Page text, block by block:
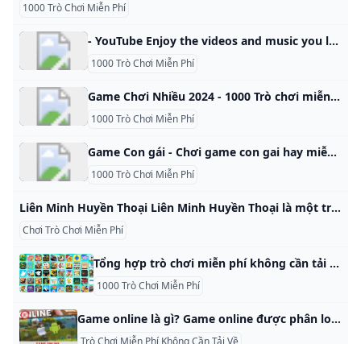
1000 Trò Chơi Miễn Phí
- YouTube Enjoy the videos and music you love, upload original content, and share it all with friends, family, and the world on YouTube.
1000 Trò Chơi Miễn Phí
Game Chơi Nhiều 2024 - 1000 Trò chơi miễn phí Game Chơi Nhiều miễn phí tại 1000 Trò chơi miễn phí! Chơi trực tuyến trên trình duyệt, điện thoại, máy tính bảng! Pikachu Noel Cut the Rope: Experiments Extreme Run 3D King Kong Chaos Retro Bowl Ferge.io Bubble Shooter 3 Game Mới Nhất Chỉ Huy Nhỏ Đỏ vs Xanh Geometry Rush 4D Stickman: Đấu Trường Khủng Long Mạt Chược Kết Nối Cổ Điển Leo Núi Điên Rồ Only Up Balls Đấu Trường Mạo Hiểm Đa Người Chơi Mania Khối 2048 Skill Edition Đồn Cảnh Sát Bắn Cung Người Que Trực Tuyến Lãng Mạn Rulet Ma Cà Rồng Vega Mix: Sea Adventures Ác Mộng Đẫm Máu
1000 Trò Chơi Miễn Phí
Game Con gái - Chơi game con gai hay miễn phí Game con gái là các game html5 về chủ đề bạn gái dễ thương và xinh đẹp, trò chơi con gái dành riêng cho các bạn con gái nữ tính miễn phí trên Game24h.vn
1000 Trò Chơi Miễn Phí
Liên Minh Huyền Thoại Liên Minh Huyền Thoại là một trò chơi đồng đội với hơn 140 vị tướng để người chơi thoải mái lựa chọn. Hãy chơi miễn phí ngay!
Chơi Trò Chơi Miễn Phí
Tổng hợp trò chơi miễn phí không cần tải về và chơi ngay Trải nghiệm các trò chơi miễn phí nhưng không cần tải là phương án được nhiều tín đồ lựa chọn. Bạn có thể thực hiện điều này qua gợi ý sau. Được biết, Y8 chính là một trong những nền tảng sở hữu số lượng trò chơi trực tuyến lớn nhất hiện nay. Đến với nền tảng này, bạn có thể chọn một số tựa game nổi bật sau: Đào Vàng Đào Vàng là một trong những trò chơi kinh điển và phổ biến nhất trong làng game trực tuyến.
1000 Trò Chơi Miễn Phí
Game online là gì? Game online được phân loại như thế nào? Game online là gì? Game online được phân loại như thế nào theo quy định pháp luật? Người chơi game online có được mua, bán vật phẩm ảo, đơn vị ảo, điểm thưởng với nhau không? Game online là một loại trò chơi điện tử được chơi thông qua mạng Internet hoặc bất kỳ mạng máy tính nào khác. Để chơi game online, người chơi cần có thiết bị kết nối mạng và cài đặt phần mềm trò chơi.
Trò Chơi Miễn Phí Không Cần Tải Về